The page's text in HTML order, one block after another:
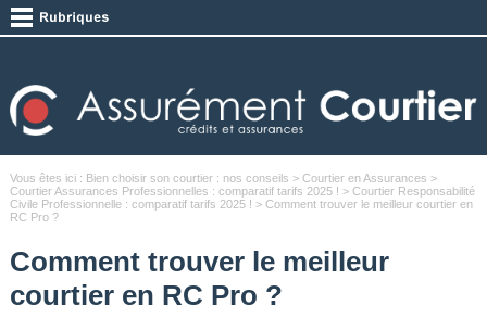
Vous êtes ici : Bien choisir son courtier : nos conseils > Courtier en Assurances >
Courtier Assurances Professionnelles : comparatif tarifs 2025 ! > Courtier Responsabilité
Civile Professionnelle : comparatif tarifs 2025 ! > Comment trouver le meilleur courtier en
RC Pro ?
Comment trouver le meilleur
courtier en RC Pro ?